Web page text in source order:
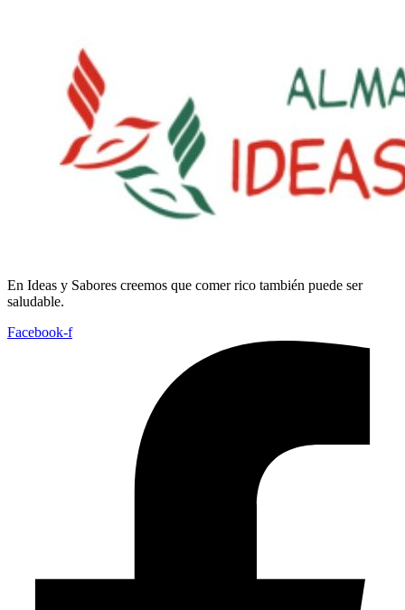
En Ideas y Sabores creemos que comerrico también puede ser
saludable.
Facebook-f